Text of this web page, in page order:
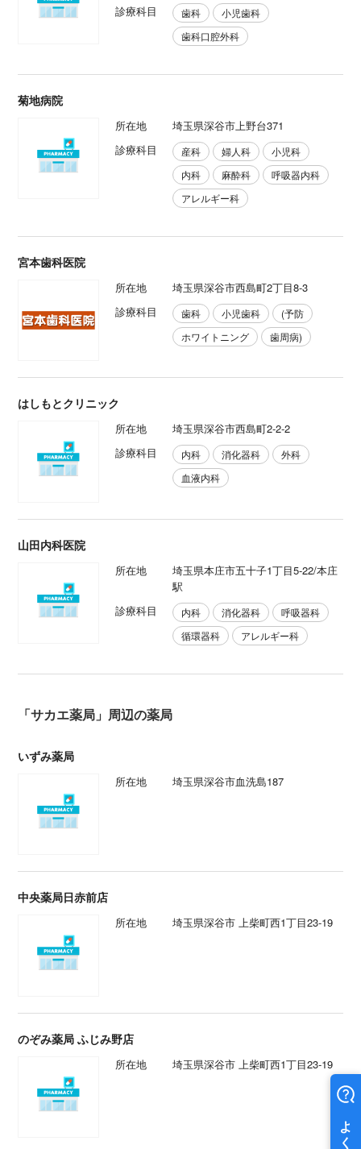
診療科目
歯科
小児歯科
歯科口腔外科
菊地病院
所在地
埼玉県深谷市上野台371
診療科目
産科 婦人科
小児科
内科
麻酔科
呼吸器内科
アレルギー科
宮本歯科医院
所在地
埼玉県深谷市西島町2丁目8-3
診療科目
歯科 小児歯科
(予防
ホワイトニング
歯周病)
はしもとクリニック
所在地
埼玉県深谷市西島町2-2-2
診療科目
内科 消化器科
外科
血液内科
山田内科医院
所在地
埼玉県本庄市五十子1丁目5-22/本庄
駅
診療科目
内科 消化器科
呼吸器科
循環器科
アレルギー科
「サカエ薬局」周辺の薬局
いずみ薬局
所在地 埼玉県深谷市血洗島187
中央薬局日赤前店
所在地 埼玉県深谷市 上柴町西1丁目23-19
のぞみ薬局 ふじみ野店
所在地 埼玉県深谷市 上柴町西1丁目23-19